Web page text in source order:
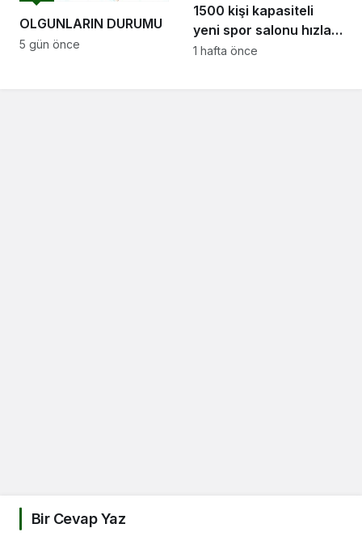
OLGUNLARIN DURUMU
5 gün önce
1500 kişi kapasiteli
yeni spor salonu hızla
yükseliyor: “Salon
1 hafta önce
Bir Cevap Yaz